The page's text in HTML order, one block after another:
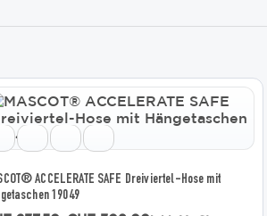
ACCELERATE SAFE Dreiviertel-Hose mit
19049